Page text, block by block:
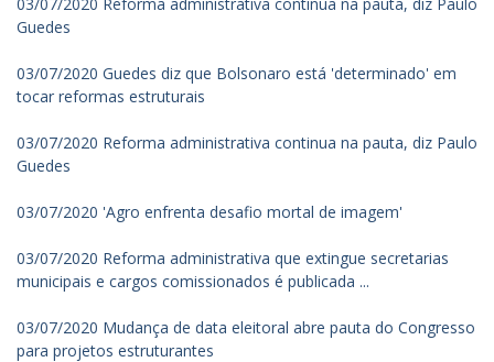
Guedes
03/07/2020 Guedes diz que Bolsonaro está 'determinado' em
tocar reformas estruturais
03/07/2020 Reforma administrativa continua na pauta, diz Paulo
Guedes
03/07/2020 'Agro enfrenta desafio mortal de imagem'
03/07/2020 Reforma administrativa que extingue secretarias
municipais e cargos comissionados é publicada ...
03/07/2020 Mudança de data eleitoral abre pauta do Congresso
para projetos estruturantes